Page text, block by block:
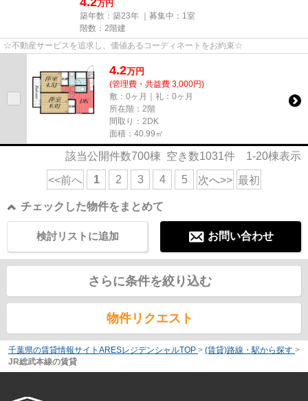
万円
築年数：築23年 ｜募集中： 1室
階数：2階建
☆不動産サービスを追求し、価値あるコーディネートをお約束☆
4.2万円
(管理費・共益費 3,000円)
敷：0ヶ月｜礼：0ヶ月
所在階：2階
間取り：2DK
面積：40.99㎡
該当公開件数700棟 空き数1031件 1-20棟表示
<<前へ 1 2 3 4 5 次へ>> 最初
チェックした物件をまとめて
お問い合わせ
検討リストに追加
さらに条件を絞り込む
物件リクエスト
千葉県の賃貸情報サイトARESレジデンシャルTOP > (賃貸)路線・駅から探す >
JR総武本線の賃貸